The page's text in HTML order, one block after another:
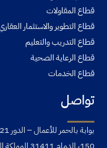
قطاع المقاولات
قطاع التطوير والاستثمار
قطاع التدريب والتعليم
قطاع الرعاية الصحية
قطاع الخدمات
تواصل